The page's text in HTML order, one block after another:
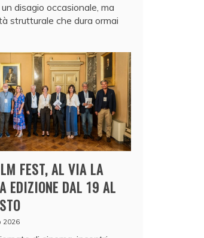
disagio occasionale, ma
strutturale che dura ormai
FEST, AL VIA LA
EDIZIONE DAL 19 AL
2026